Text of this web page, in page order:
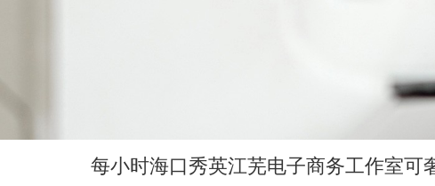
每小时海口秀英江芜电子商务工作室可